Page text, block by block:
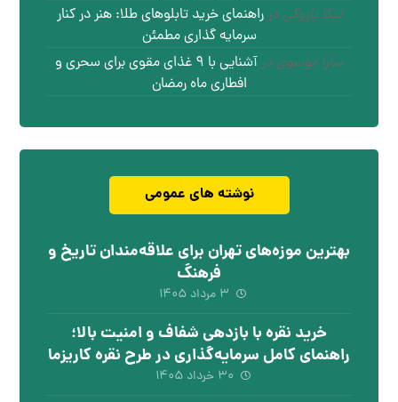
نیکا پازوکی درراهنمای خرید تابلوهای طلا: هنر در کنار
سرمایه گذاری مطمئن
سارا موسوی در
آشنایی با ۹ غذای مقوی برای سحری و
افطاری ماه رمضان
نوشته های عمومی
بهترین موزه‌های تهران برای علاقه‌مندان تاریخ و
فرهنگ
۳ مرداد ۱۴۰۵
خرید نقره با بازدهی شفاف و امنیت بالا؛
راهنمای کامل سرمایه‌گذاری در طرح نقره کاریزما
۳۰ خرداد ۱۴۰۵